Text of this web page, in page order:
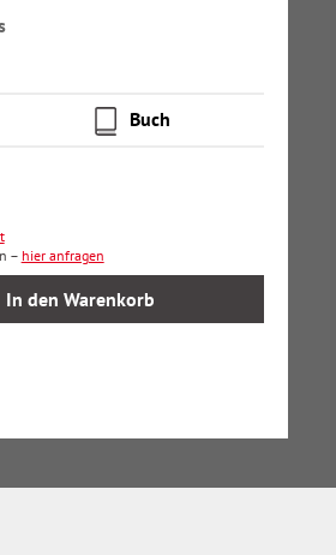
Buch
– hier anfragen
gewünschten Wert ein
In den Warenkorb